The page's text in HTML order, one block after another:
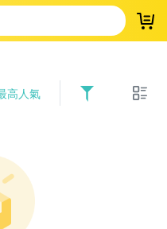
登
高人氣